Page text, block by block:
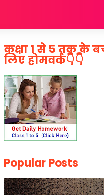
कक्षा 1 से 5 तक के
लिए होमवर्क👇👇
Popular Posts